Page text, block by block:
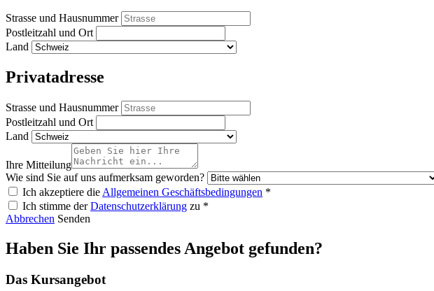
Strasse und Hausnummer
Postleitzahl und Ort
Land
Privatadresse
Strasse und Hausnummer
Postleitzahl und Ort
Land
Ihre Mitteilung
Wie sind Sie auf uns aufmerksam geworden?
Ich akzeptiere die Allgemeinen Geschäftsbedingungen *
Ich stimme derDatenschutzerklärung zu *
Abbrechen Senden
Haben Sie Ihr passendes Angebot gefunden?
Das Kursangebot